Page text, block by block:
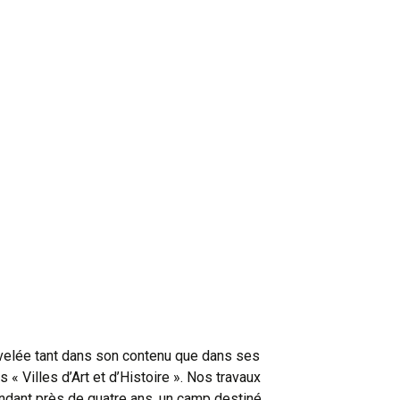
tant dans son contenu que dans ses
Villes d’Art et d’Histoire ». Nos travaux